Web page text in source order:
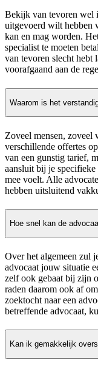
Bekijk van tevoren wel
uitgevoerd wilt hebben
kan en mag worden.
specialist te moeten
van tevoren slecht hebt
voorafgaand aan de
Waarom is het
Zoveel mensen, zoveel
verschillende offertes
van een gunstig tarief,
aansluit bij je specifieke
mee voelt. Alle
hebben uitsluitend
Hoe snel kan de
Over het algemeen zul
advocaat jouw situatie
zelf ook gebaat bij zijn
raden daarom ook af
zoektocht naar een
betreffende advocaat,
Kan ik gemakkelijk